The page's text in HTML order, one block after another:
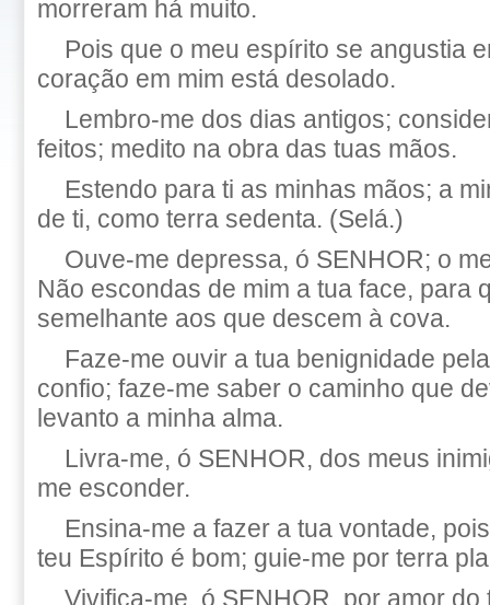
morreram há muito.
Pois que o meu espírito se angustia
coração em mim está desolado.
Lembro-me dos dias antigos;
feitos; medito na obra das tuas mãos.
Estendo para ti as minhas mãos; a
de ti, como terra sedenta. (Selá.)
Ouve-me depressa, ó SENHOR; o
Não escondas de mim a tua face, para
semelhante aos que descem à cova.
Faze-me ouvir a tua benignidade
confio; faze-me saber o caminho que
levanto a minha alma.
Livra-me, ó SENHOR, dos meus
me esconder.
Ensina-me a fazer a tua vontade,
teu Espírito é bom; guie-me por terra
Vivifica-me, ó SENHOR, por amor